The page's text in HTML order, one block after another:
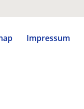
Impressum